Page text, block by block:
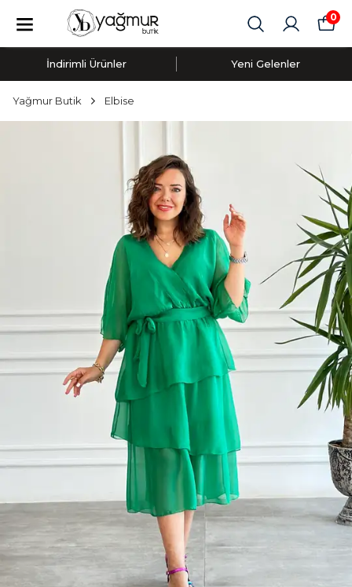
0
İndirimli Ürünler Yeni Gelenler
Yağmur Butik Elbise